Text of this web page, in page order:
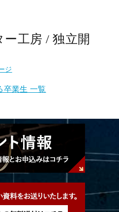
工房 / 独立開
ジ
卒業生 一覧